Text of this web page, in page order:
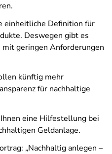
einheitliche Definition für
Deswegen gibt es
geringen Anforderungen
künftig mehr
für nachhaltige
eine Hilfestellung bei
Geldanlage.
„Nachhaltig anlegen –